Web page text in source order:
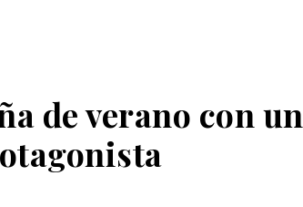
de verano con un